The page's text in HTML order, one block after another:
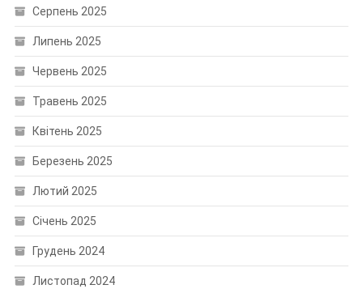
Серпень 2025
Липень 2025
Червень 2025
Травень 2025
Квітень 2025
Березень 2025
Лютий 2025
Січень 2025
Грудень 2024
Листопад 2024